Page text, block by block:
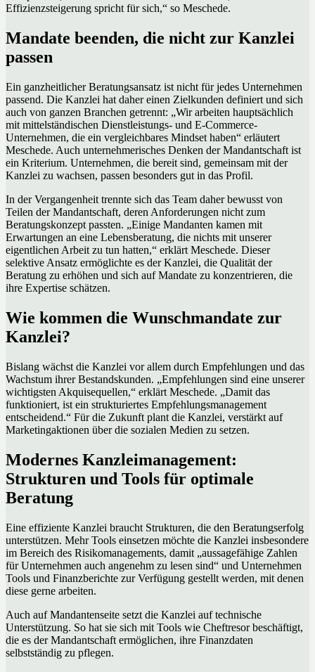
Effizienzsteigerung spricht für sich,“ so Meschede.
Mandate beenden, die nicht zur Kanzlei
passen
Ein ganzheitlicher Beratungsansatz ist nicht für jedes Unternehmen
passend. Die Kanzlei hat daher einen Zielkunden definiert und sich
auch von ganzen Branchen getrennt: „Wir arbeiten hauptsächlich
mit mittelständischen Dienstleistungs- und E-Commerce-
Unternehmen, die ein vergleichbares Mindset haben“ erläutert
Meschede. Auch unternehmerisches Denken der Mandantschaft ist
ein Kriterium. Unternehmen, die bereit sind, gemeinsam mit der
Kanzlei zu wachsen, passen besonders gut in das Profil.
In der Vergangenheit trennte sich das Team daher bewusst von
Teilen der Mandantschaft, deren Anforderungen nicht zum
Beratungskonzept passten. „Einige Mandanten kamen mit
Erwartungen an eine Lebensberatung, die nichts mit unserer
eigentlichen Arbeit zu tun hatten,“ erklärt Meschede. Dieser
selektive Ansatz ermöglichte es der Kanzlei, die Qualität der
Beratung zu erhöhen und sich auf Mandate zu konzentrieren, die
ihre Expertise schätzen.
Wie kommen die Wunschmandate zur
Kanzlei?
Bislang wächst die Kanzlei vor allem durch Empfehlungen und das
Wachstum ihrer Bestandskunden. „Empfehlungen sind eine unserer
wichtigsten Akquisequellen,“ erklärt Meschede. „Damit das
funktioniert, ist ein strukturiertes Empfehlungsmanagement
entscheidend.“ Für die Zukunft plant die Kanzlei, verstärkt auf
Marketingaktionen über die sozialen Medien zu setzen.
Modernes Kanzleimanagement:
Strukturen und Tools für optimale
Beratung
Eine effiziente Kanzlei braucht Strukturen, die den Beratungserfolg
unterstützen. Mehr Tools einsetzen möchte die Kanzlei insbesondere
im Bereich des Risikomanagements, damit „aussagefähige Zahlen
für Unternehmen auch angenehm zu lesen sind“ und Unternehmen
Tools und Finanzberichte zur Verfügung gestellt werden, mit denen
diese gerne arbeiten.
Auch auf Mandantenseite setzt die Kanzlei auf technische
Unterstützung. So hat sie sich mit Tools wie Cheftresor beschäftigt,
die es der Mandantschaft ermöglichen, ihre Finanzdaten
selbstständig zu pflegen.